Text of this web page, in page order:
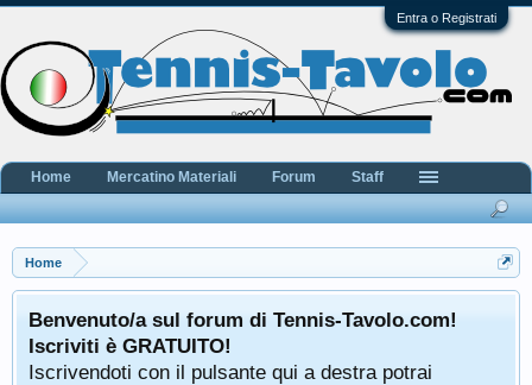
Entra o Registrati
Home
Benvenuto/a sul forum di Tennis-Tavolo.com!
Iscriviti è GRATUITO!
Iscrivendoti con il pulsante qui a destra potrai
Home Mercatino Materiali Forum Staff